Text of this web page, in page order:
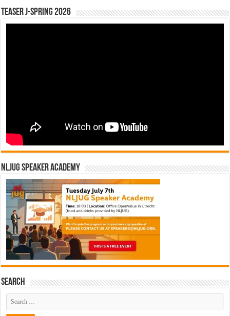
Teaser J-Spring 2026
NLJUG Speaker Academy
Search